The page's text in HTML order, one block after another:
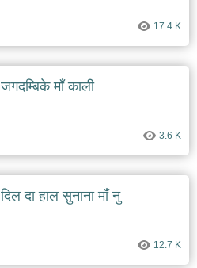
17.4 K
जगदम्बिके माँ काली
3.6 K
दिल दा हाल सुनाना माँ नु
12.7 K